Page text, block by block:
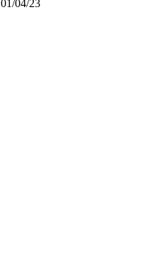
01/04/23